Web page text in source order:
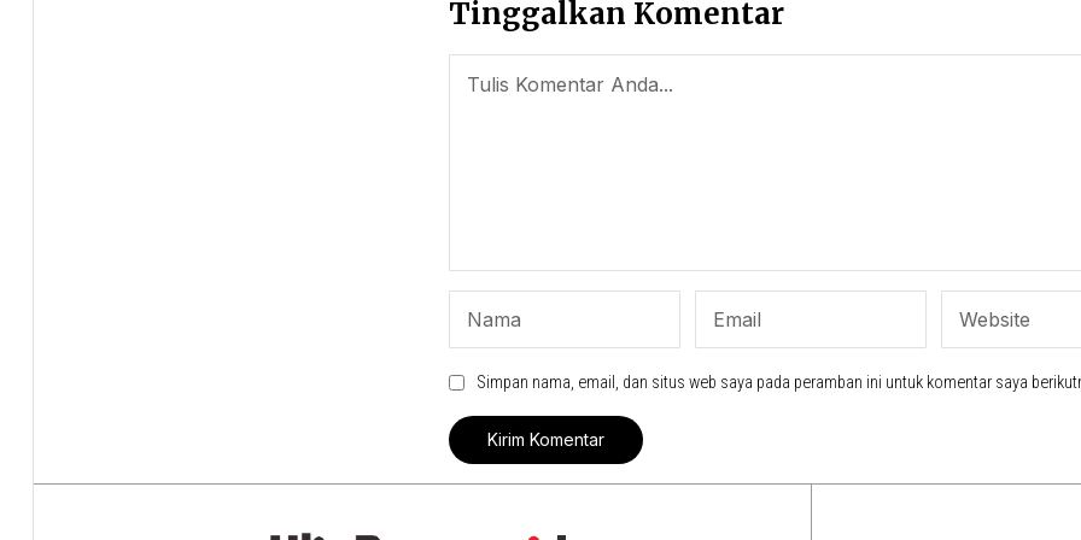
Tinggalkan Komentar
Simpan nama, email, dan situs web saya pada peramban ini untuk komentar saya